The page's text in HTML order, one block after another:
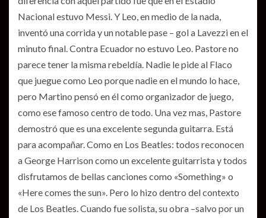
Nacional estuvo Messi. Y Leo, en medio de la nada,
inventó una corrida y un notable pase – gol a Lavezzi en el
minuto final. Contra Ecuador no estuvo Leo. Pastore no
parece tener la misma rebeldía. Nadie le pide al Flaco
que juegue como Leo porque nadie en el mundo lo hace,
pero Martino pensó en él como organizador de juego,
como ese famoso centro de todo. Una vez mas, Pastore
demostró que es una excelente segunda guitarra. Está
para acompañar. Como en Los Beatles: todos reconocen
a George Harrison como un excelente guitarrista y todos
disfrutamos de bellas canciones como «Something» o
«Here comes the sun». Pero lo hizo dentro del contexto
de Los Beatles. Cuando fue solista, su obra –salvo por un